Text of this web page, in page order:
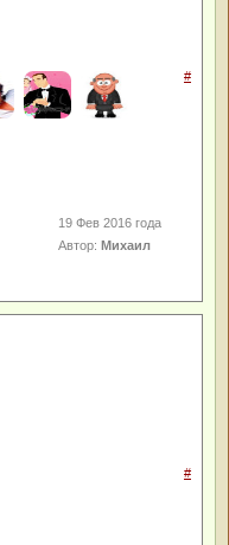
#
19 Фев 2016 года
Автор:Михаил
#